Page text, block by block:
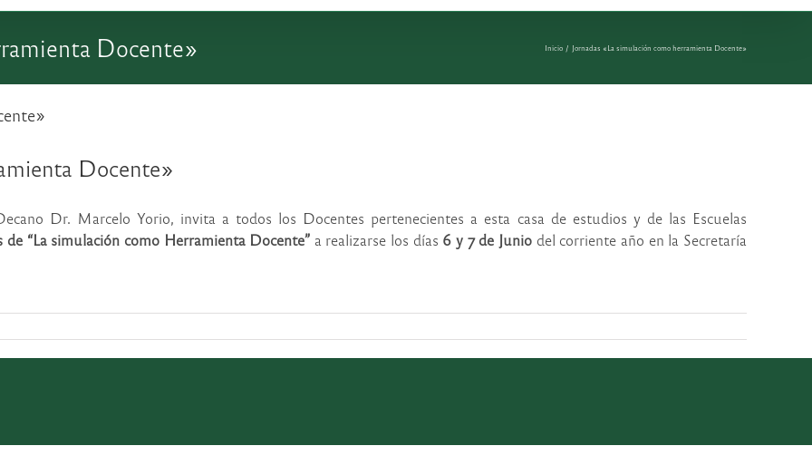
Docente» Inicio Jornadas «La simulación como herramienta Docente»
Docente»
Dr. Marcelo Yorio, invita a todos los Docentes pertenecientes a esta casa de estudios y de las Escuelas
de “La simulación como Herramienta Docente” a realizarse los días 6 y 7 de Junio del corriente año en la Secretaría